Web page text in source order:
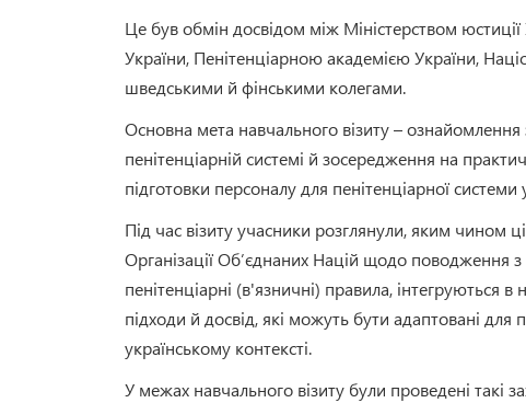
Це був обмін досвідом між Міністерством
України, Пенітенціарною академією України,
шведськими й фінськими колегами.
Основна мета навчального візиту –
пенітенціарній системі й зосередження на
підготовки персоналу для пенітенціарної системи
Під час візиту учасники розглянули, яким чином
Організації Об’єднаних Націй щодо поводження
пенітенціарні (в'язничні) правила, інтегруються
підходи й досвід, які можуть бути адаптовані
українському контексті.
У межах навчального візиту були проведені такі